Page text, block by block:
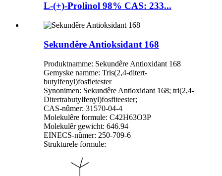
L-(+)-Prolinol 98% CAS: 233...
Sekundêre Antioksidant 168
Produktnamme: Sekundêre Antioxidant 168
Gemyske namme: Tris(2,4-ditert-
butylfenyl)fosfietester
Synonimen: Sekundêre Antioxidant 168; tri(2,4-
Ditertrabutylfenyl)fosfiteester;
CAS-nûmer: 31570-04-4
Molekulêre formule: C42H63O3P
Molekulêr gewicht: 646.94
EINECS-nûmer: 250-709-6
Strukturele formule: